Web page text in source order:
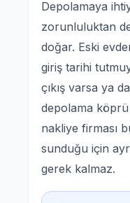
Depolamaya
zorunluluktan
doğar. Eski
giriş tarihi
çıkış varsa ya
depolama
nakliye firması
sunduğu için
gerek kalmaz.